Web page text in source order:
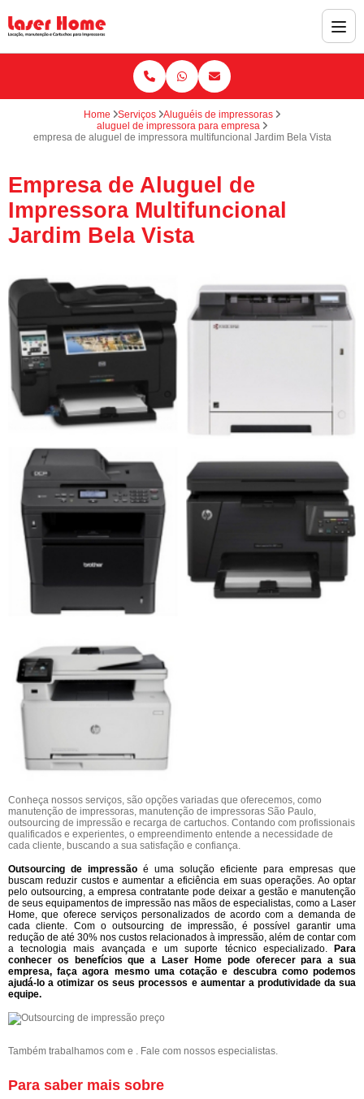
Home Serviços
Aluguéis de impressoras
aluguel de impressora para empresa
empresa de aluguel de impressora multifuncional Jardim Bela Vista
Empresa de Aluguel de
Impressora Multifuncional
Jardim Bela Vista
Conheça nossos serviços, são opções variadas que oferecemos, como
manutenção de impressoras, manutenção de impressoras São Paulo,
outsourcing de impressão e recarga de cartuchos. Contando com profissionais
qualificados e experientes, o empreendimento entende a necessidade de
cada cliente, buscando a sua satisfação e confiança.
Outsourcing de impressão é uma solução eficiente para empresas que
buscam reduzir custos e aumentar a eficiência em suas operações. Ao optar
pelo outsourcing, a empresa contratante pode deixar a gestão e manutenção
de seus equipamentos de impressão nas mãos de especialistas, como a Laser
Home, que oferece serviços personalizados de acordo com a demanda de
cada cliente. Com o outsourcing de impressão, é possível garantir uma
redução de até 30% nos custos relacionados à impressão, além de contar com
a tecnologia mais avançada e um suporte técnico especializado. Para
conhecer os benefícios que a Laser Home pode oferecer para a sua
empresa, faça agora mesmo uma cotação e descubra como podemos
ajudá-lo a otimizar os seus processos e aumentar a produtividade da sua
equipe.
Também trabalhamos com e . Fale com nossos especialistas.
Para saber mais sobre